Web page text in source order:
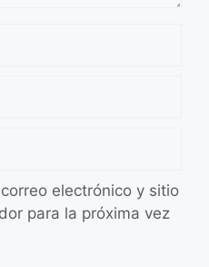
electrónico y sitio
para la próxima vez